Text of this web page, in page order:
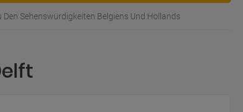
Den Sehenswürdigkeiten Belgiens Und Hollands